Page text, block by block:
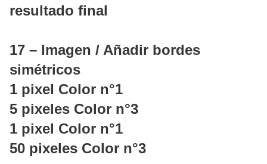
resultado final
17 – Imagen / Añadir bordes
simétricos
1 pixel Color n°1
5 pixeles Color n°3
1 pixel Color n°1
50 pixeles Color n°3